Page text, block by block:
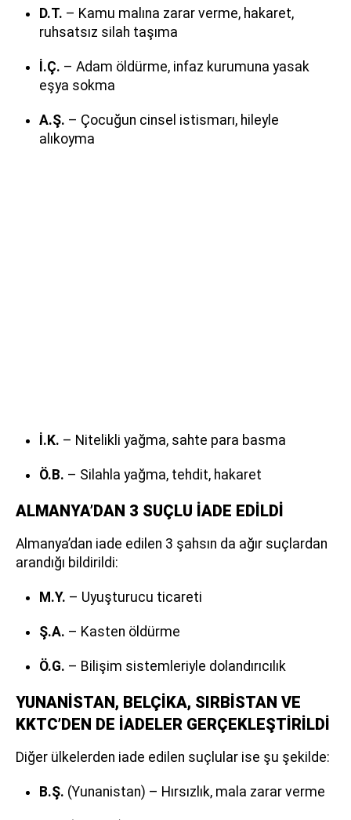
D.T. – Kamu malına zarar verme, hakaret,
ruhsatsız silah taşıma
İ.Ç. – Adam öldürme, infaz kurumuna yasak
eşya sokma
A.Ş. – Çocuğun cinsel istismarı, hileyle
alıkoyma
İ.K. – Nitelikli yağma, sahte para basma
Ö.B. – Silahla yağma, tehdit, hakaret
ALMANYA’DAN 3 SUÇLU İADE EDİLDİ
Almanya’dan iade edilen 3 şahsın da ağır suçlardan
arandığı bildirildi:
M.Y. – Uyuşturucu ticareti
Ş.A. – Kasten öldürme
Ö.G. – Bilişim sistemleriyle dolandırıcılık
YUNANİSTAN, BELÇİKA, SIRBİSTAN VE
KKTC’DEN DE İADELER GERÇEKLEŞTİRİLDİ
Diğer ülkelerden iade edilen suçlular ise şu şekilde:
B.Ş. (Yunanistan) – Hırsızlık, mala zarar verme